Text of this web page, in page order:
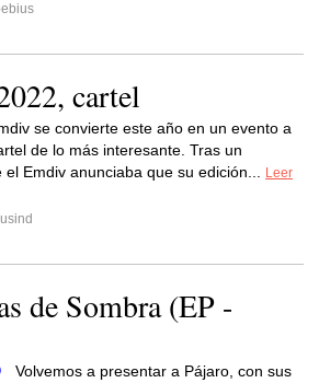
cartel
se convierte este año en un evento a
de lo más interesante. Tras un
Emdiv anunciaba que su edición...
Leer
de Sombra (EP -
Volvemos a presentar a Pájaro, con sus